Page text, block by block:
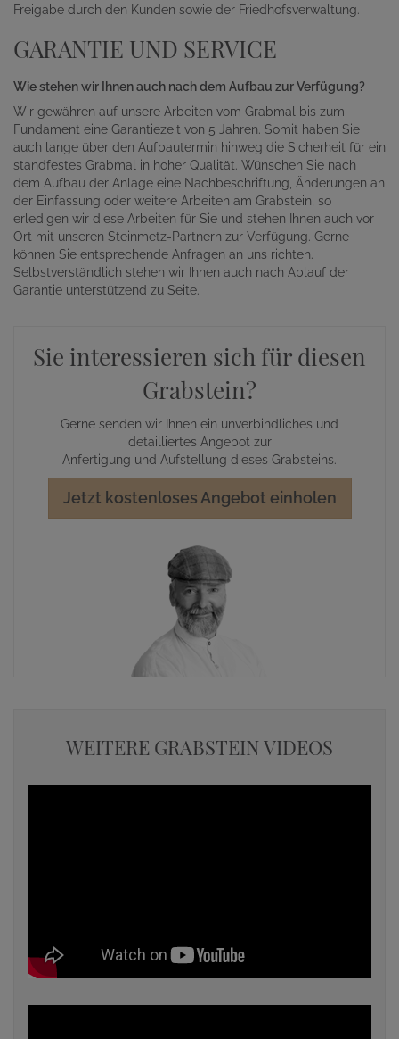
Freigabe durch den Kunden sowie der Friedhofsverwaltung.
GARANTIE UND SERVICE
Wie stehen wir Ihnen auch nach dem Aufbau zur Verfügung?
Wir gewähren auf unsere Arbeiten vom Grabmal bis zum
Fundament eine Garantiezeit von 5 Jahren. Somit haben Sie
auch lange über den Aufbautermin hinweg die Sicherheit für ein
standfestes Grabmal in hoher Qualität. Wünschen Sie nach
dem Aufbau der Anlage eine Nachbeschriftung, Änderungen an
der Einfassung oder weitere Arbeiten am Grabstein, so
erledigen wir diese Arbeiten für Sie und stehen Ihnen auch vor
Ort mit unseren Steinmetz-Partnern zur Verfügung. Gerne
können Sie entsprechende Anfragen an uns richten.
Selbstverständlich stehen wir Ihnen auch nach Ablauf der
Garantie unterstützend zu Seite.
Sie interessieren sich für diesen
Grabstein?
Gerne senden wir Ihnen ein unverbindliches und
detailliertes Angebot zur
Anfertigung und Aufstellung dieses Grabsteins.
Jetzt kostenloses Angebot einholen
WEITERE GRABSTEIN VIDEOS